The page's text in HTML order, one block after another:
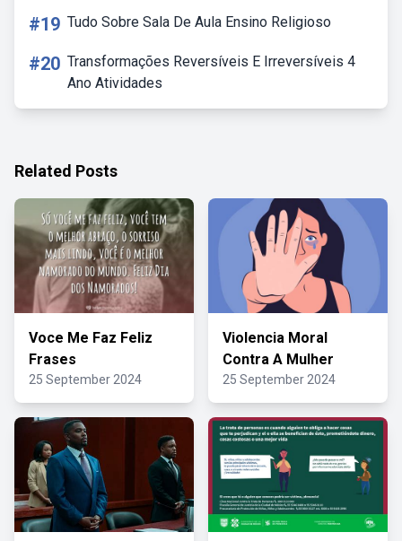
#19 Tudo Sobre Sala De Aula Ensino Religioso
#20 Transformações Reversíveis E Irreversíveis 4
Ano Atividades
Related Posts
Voce Me Faz Feliz
Frases
25 September 2024
Violencia Moral
Contra A Mulher
25 September 2024